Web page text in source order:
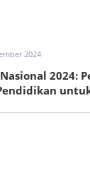
2024
2024: